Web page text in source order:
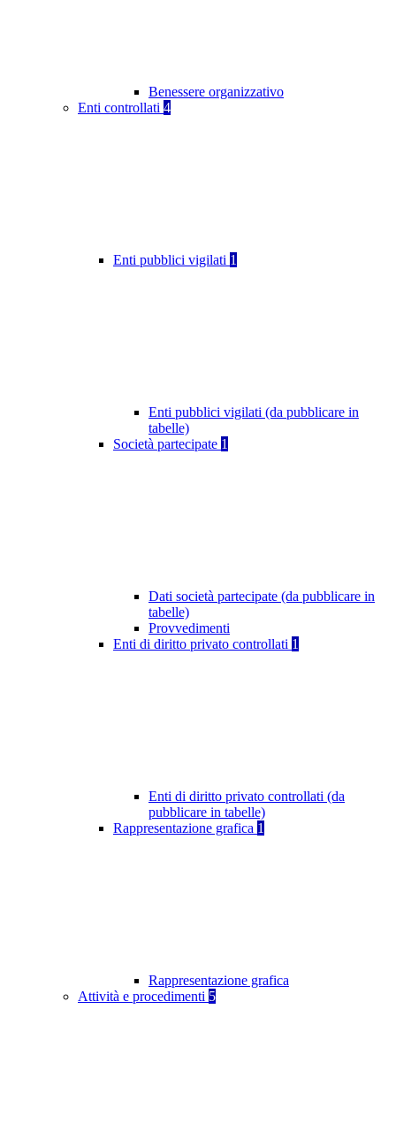
Benessere organizzativo
Enti controllati 4
Enti pubblici vigilati 1
Enti pubblici vigilati (da pubblicare in
tabelle)
Società partecipate 1
Dati società partecipate (da pubblicare in
tabelle)
Provvedimenti
Enti di diritto privato controllati 1
Enti di diritto privato controllati (da
pubblicare in tabelle)
Rappresentazione grafica 1
Rappresentazione grafica
Attività e procedimenti 5